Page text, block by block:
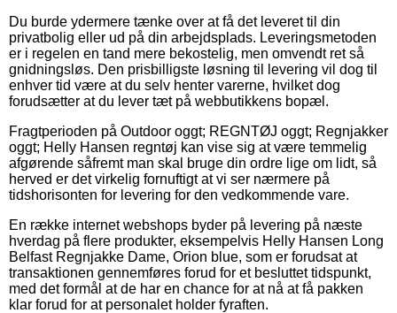
Du burde ydermere tænke over at få det leveret til din
privatbolig eller ud på din arbejdsplads. Leveringsmetoden
er i regelen en tand mere bekostelig, men omvendt ret så
gnidningsløs. Den prisbilligste løsning til levering vil dog til
enhver tid være at du selv henter varerne, hvilket dog
forudsætter at du lever tæt på webbutikkens bopæl.
Fragtperioden på Outdoor oggt; REGNTØJ oggt; Regnjakker
oggt; Helly Hansen regntøj kan vise sig at være temmelig
afgørende såfremt man skal bruge din ordre lige om lidt, så
herved er det virkelig fornuftigt at vi ser nærmere på
tidshorisonten for levering for den vedkommende vare.
En række internet webshops byder på levering på næste
hverdag på flere produkter, eksempelvis Helly Hansen Long
Belfast Regnjakke Dame, Orion blue, som er forudsat at
transaktionen gennemføres forud for et besluttet tidspunkt,
med det formål at de har en chance for at nå at få pakken
klar forud for at personalet holder fyraften.